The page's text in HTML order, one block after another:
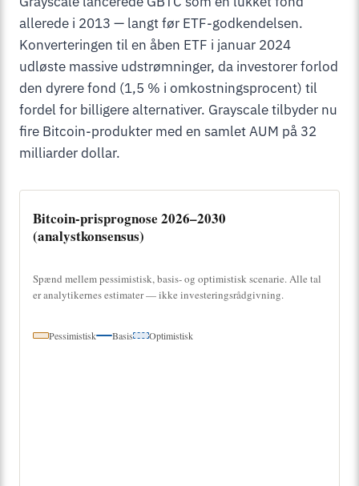
allerede i 2013 — langt før ETF-godkendelsen.
Konverteringen til en åben ETF i januar 2024
udløste massive udstrømninger, da investorer forlod
den dyrere fond (1,5 % i omkostningsprocent) til
fordel for billigere alternativer. Grayscale tilbyder nu
fire Bitcoin-produkter med en samlet AUM på 32
milliarder dollar.
Bitcoin-prisprognose 2026–2030
(analystkonsensus)
Spænd mellem pessimistisk, basis- og optimistisk scenarie. Alle tal
er analytikernes estimater — ikke investeringsrådgivning.
Pessimistisk Basis Optimistisk